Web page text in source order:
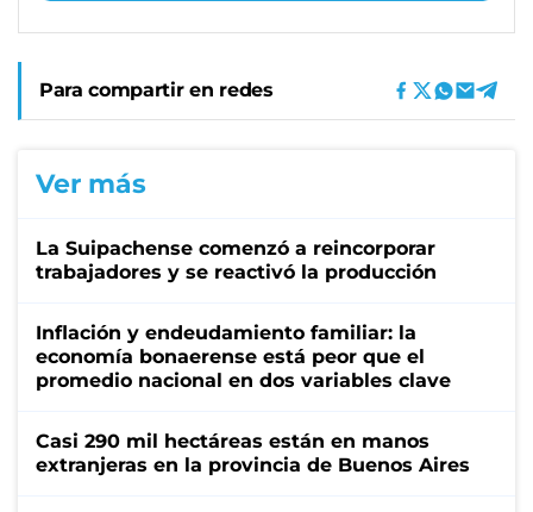
Para compartir en redes
Ver más
La Suipachense comenzó a reincorporar
trabajadores y se reactivó la producción
Inflación y endeudamiento familiar: la
economía bonaerense está peor que el
promedio nacional en dos variables clave
Casi 290 mil hectáreas están en manos
extranjeras en la provincia de Buenos Aires